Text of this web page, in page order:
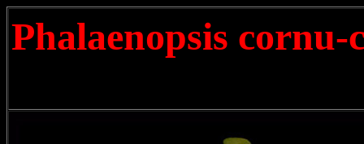
Phalaenopsis